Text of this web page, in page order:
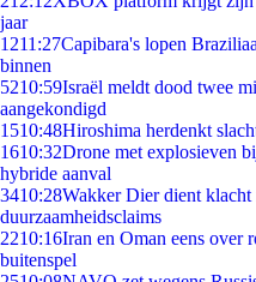
jaar
1211:27Capibara's lopen
binnen
5210:59Israël meldt dood twee
aangekondigd
1510:48Hiroshima herdenkt
1610:32Drone met explosieven
hybride aanval
3410:28Wakker Dier dient
duurzaamheidsclaims
2210:16Iran en Oman eens over
buitenspel